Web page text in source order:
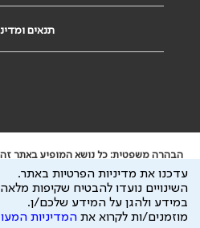
תנאים
הבהרה משפטית: כל נושא המופיע באתר זה
ייעוץ רפואי או משפטי. אין הר"י אחראית
שעלול
ידוע לי שהר"י אוספת ושומרת מידע אישי
להיות מועבר לצדדים שלישיים, הכל בכפוף
עדכנו את מדיניות הפרטיות באתר.
השינויים נועדו להבטיח שקיפות
במידע ולהגן על המידע שלכם/ן.
מוזמנים/ות לקרוא את המדיניות